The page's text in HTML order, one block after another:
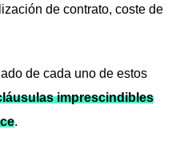
de contrato, coste de
de cada uno de estos
imprescindibles
.